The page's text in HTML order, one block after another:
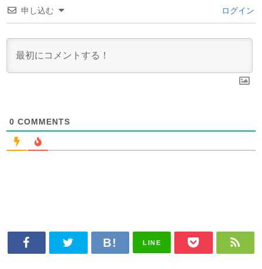
申し込む ログイン
0 COMMENTS
LINE